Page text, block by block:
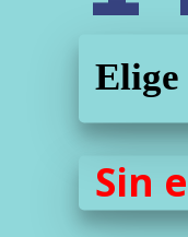
Sin